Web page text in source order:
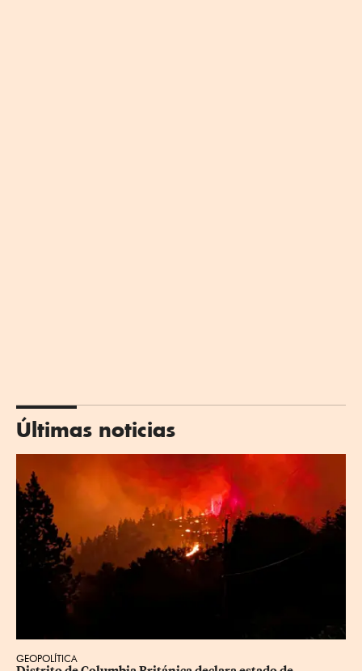
Últimas noticias
GEOPOLÍTICA